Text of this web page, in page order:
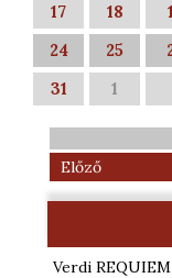
17
18
24
25
31
1
Előző
Verdi